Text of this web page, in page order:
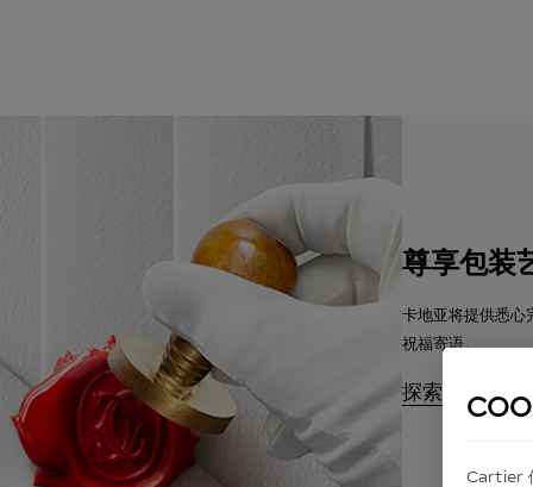
尊享包装
卡地亚将提供悉心
祝福寄语。
探索
Cartier